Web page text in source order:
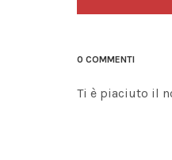
0 COMMENTI
Ti è piaciuto il